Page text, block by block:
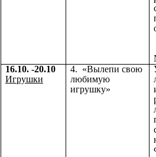
16.10. -20.10
Игрушки
4. «Вылепи свою
любимую
игрушку»